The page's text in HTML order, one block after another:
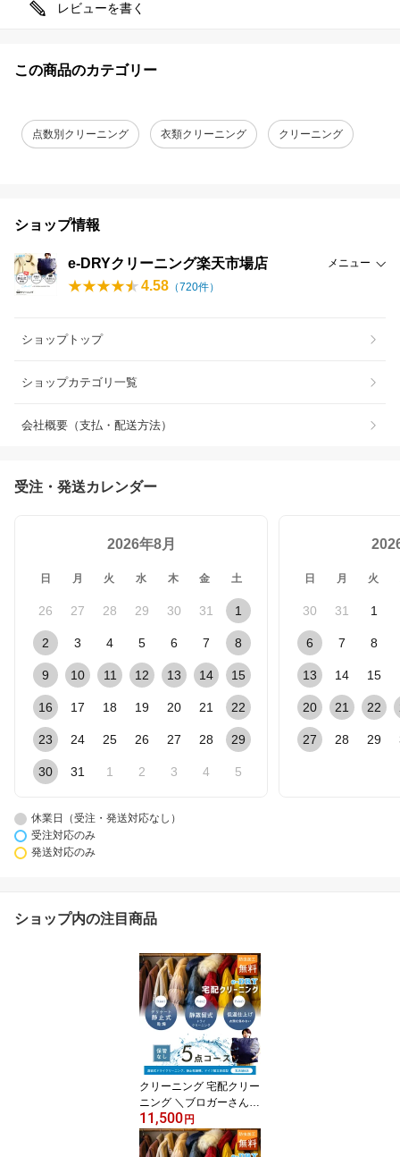
レビューを書く
この商品のカテゴリー
点数別クリーニング 衣類クリーニング クリーニング
ショップ情報
e-DRYクリーニング楽天市場店 メニュー
4.58 （720件）
ショップトップ
ショップカテゴリ一覧
会社概要（支払・配送方法）
受注・発送カレンダー
2026年8月
日 月 火 水 木 金 土
26 27 28 29 30 31 1
2 3 4 5 6 7 8
9 10 11 12 13 14 15
16 17 18 19 20 21 22
23 24 25 26 27 28 29
30 31 1 2 3 4 5
日 月 火
30 31 1
6 7 8
13 14 15
20 21 22
27 28 29
休業日（受注・発送対応なし）
受注対応のみ
発送対応のみ
ショップ内の注目商品
クリーニング 宅配クリー
ニング ＼ブロガーさん推
薦！／ 詰め放題 最大5点
送料無料 衣替え 新生活
カシミアクリーニング ス
11,500円